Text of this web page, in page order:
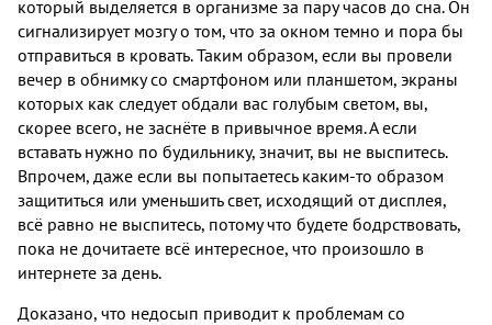
который выделяется в организме за пару часов до сна. Он
сигнализирует мозгу о том, что за окном темно и пора бы
отправиться в кровать. Таким образом, если вы провели
вечер в обнимку со смартфоном или планшетом, экраны
которых как следует обдали вас голубым светом, вы,
скорее всего, не заснёте в привычное время. А если
вставать нужно по будильнику, значит, вы не выспитесь.
Впрочем, даже если вы попытаетесь каким-то образом
защититься или уменьшить свет, исходящий от дисплея,
всё равно не выспитесь, потому что будете бодрствовать,
пока не дочитаете всё интересное, что произошло в
интернете за день.
Доказано, что недосып приводит к проблемам со